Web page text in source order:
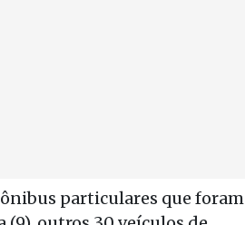
particulares que foram